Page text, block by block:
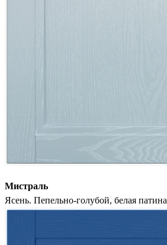
Мистраль
Ясень. Пепельно-голубой, белая патина